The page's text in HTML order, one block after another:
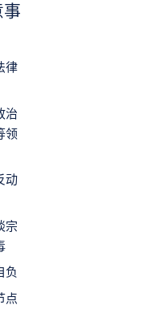
律
治
领
动
宗
负
点